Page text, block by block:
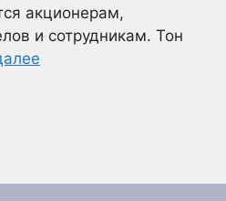
акционерам,
и сотрудникам. Тон